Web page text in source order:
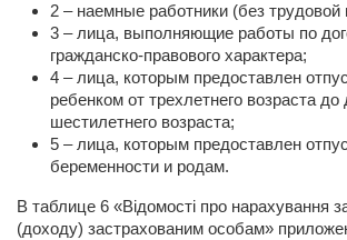
2 – наемные работники (без трудовой
3 – лица, выполняющие работы по
гражданско-правового характера;
4 – лица, которым предоставлен
ребенком от трехлетнего возраста
шестилетнего возраста;
5 – лица, которым предоставлен
беременности и родам.
В таблице 6 «Відомості про нарахування
(доходу) застрахованим особам»